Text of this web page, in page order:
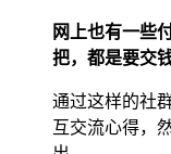
网上也有一些
把，都是要交
通过这样的社
互交流心得，